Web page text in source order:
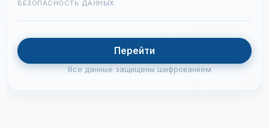
БЕЗОПАСНОСТЬ ДАННЫХ
Перейти
Все данные защищены шифрованием